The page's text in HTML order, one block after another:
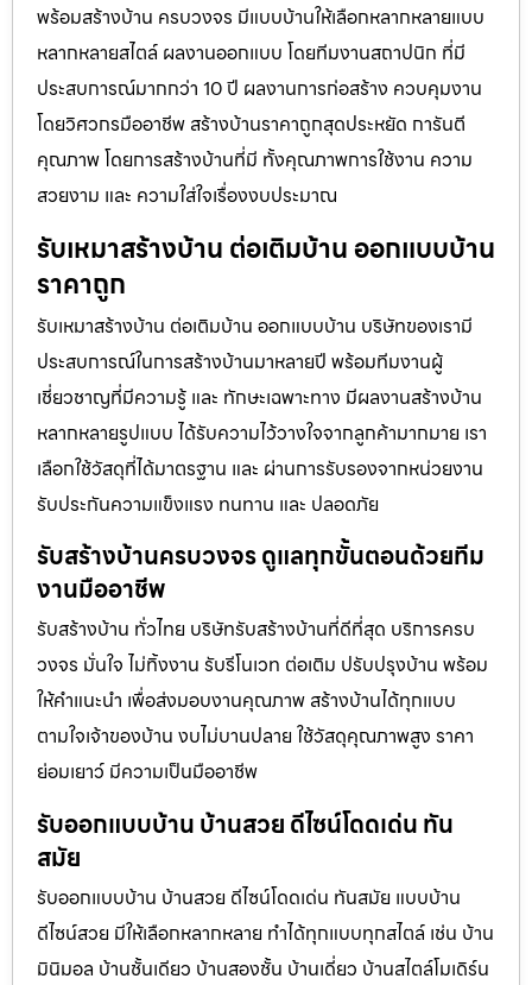
พร้อมสร้างบ้าน ครบวงจร มีแบบบ้านให้เลือกหลากหลายแบบ
หลากหลายสไตล์ ผลงานออกแบบ โดยทีมงานสถาปนิก ที่มี
ประสบการณ์มากกว่า 10 ปี ผลงานการก่อสร้าง ควบคุมงาน
โดยวิศวกรมืออาชีพ สร้างบ้านราคาถูกสุดประหยัด การันตี
คุณภาพ โดยการสร้างบ้านที่มี ทั้งคุณภาพการใช้งาน ความ
สวยงาม และ ความใส่ใจเรื่องงบประมาณ
รับเหมาสร้างบ้าน ต่อเติมบ้าน ออกแบบบ้าน
ราคาถูก
รับเหมาสร้างบ้าน ต่อเติมบ้าน ออกแบบบ้าน บริษัทของเรามี
ประสบการณ์ในการสร้างบ้านมาหลายปี พร้อมทีมงานผู้
เชี่ยวชาญที่มีความรู้ และ ทักษะเฉพาะทาง มีผลงานสร้างบ้าน
หลากหลายรูปแบบ ได้รับความไว้วางใจจากลูกค้ามากมาย เรา
เลือกใช้วัสดุที่ได้มาตรฐาน และ ผ่านการรับรองจากหน่วยงาน
รับประกันความแข็งแรง ทนทาน และ ปลอดภัย
รับสร้างบ้านครบวงจร ดูแลทุกขั้นตอนด้วยทีม
งานมืออาชีพ
รับสร้างบ้าน ทั่วไทย บริษัทรับสร้างบ้านที่ดีที่สุด บริการครบ
วงจร มั่นใจ ไม่ทิ้งงาน รับรีโนเวท ต่อเติม ปรับปรุงบ้าน พร้อม
ให้คำแนะนำ เพื่อส่งมอบงานคุณภาพ สร้างบ้านได้ทุกแบบ
ตามใจเจ้าของบ้าน งบไม่บานปลาย ใช้วัสดุคุณภาพสูง ราคา
ย่อมเยาว์ มีความเป็นมืออาชีพ
รับออกแบบบ้าน บ้านสวย ดีไซน์โดดเด่น ทัน
สมัย
รับออกแบบบ้าน บ้านสวย ดีไซน์โดดเด่น ทันสมัย แบบบ้าน
ดีไซน์สวย มีให้เลือกหลากหลาย ทำได้ทุกแบบทุกสไตล์ เช่น บ้าน
มินิมอล บ้านชั้นเดียว บ้านสองชั้น บ้านเดี่ยว บ้านสไตล์โมเดิร์น